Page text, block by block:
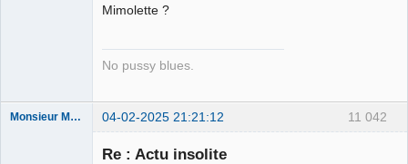
Mimolette ?
No pussy blues.
11 042
Monsieur Maurice 04-02-2025 21:21:12
Re : Actu insolite